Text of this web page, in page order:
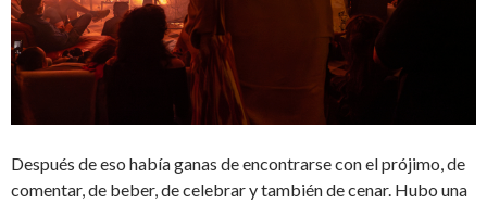
Después de eso había ganas de encontrarse con el prójimo, de
comentar, de beber, de celebrar y también de cenar. Hubo una